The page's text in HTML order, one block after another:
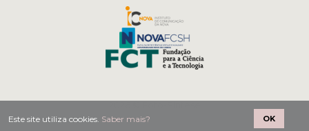
Este site utiliza cookies. Saber mais? OK